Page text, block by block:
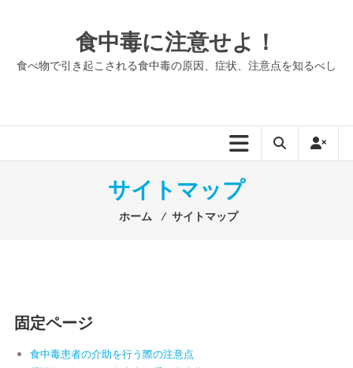
食中毒に注意せよ！
食べ物で引き起こされる食中毒の原因、症状、注意点を知るべし
サイトマップ
ホーム ⁄ サイトマップ
固定ページ
食中毒患者の介助を行う際の注意点